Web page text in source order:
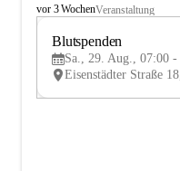
B
e
vor 3 WochenVeranstaltung
Blutspenden
Sa., 29. Aug., 07:00 -